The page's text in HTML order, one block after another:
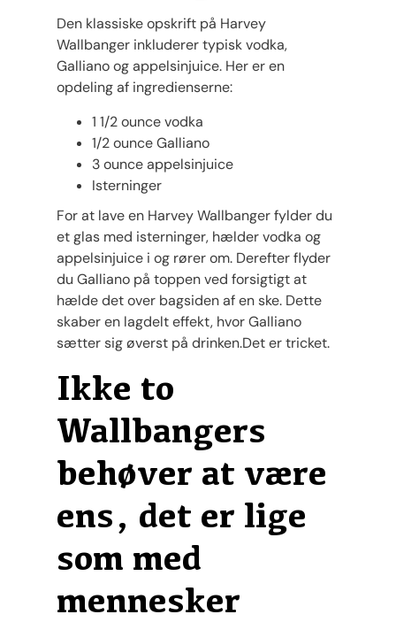
Den klassiske opskrift på Harvey
Wallbanger inkluderer typisk vodka,
Galliano og appelsinjuice. Her er en
opdeling af ingredienserne:
1 1/2 ounce vodka
1/2 ounce Galliano
3 ounce appelsinjuice
Isterninger
For at lave en Harvey Wallbanger fylder du
et glas med isterninger, hælder vodka og
appelsinjuice i og rører om. Derefter flyder
du Galliano på toppen ved forsigtigt at
hælde det over bagsiden af en ske. Dette
skaber en lagdelt effekt, hvor Galliano
sætter sig øverst på drinken.Det er tricket.
Ikke to
Wallbangers
behøver at være
ens, det er lige
som med
mennesker